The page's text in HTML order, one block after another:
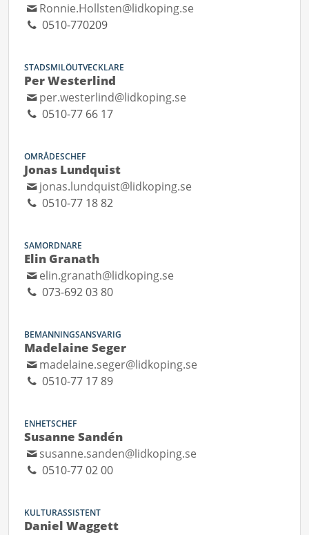
Ronnie.Hollsten@lidkoping.se
0510-770209
STADSMILÖUTVECKLARE
Per Westerlind
per.westerlind@lidkoping.se
0510-77 66 17
OMRÅDESCHEF
Jonas Lundquist
jonas.lundquist@lidkoping.se
0510-77 18 82
SAMORDNARE
Elin Granath
elin.granath@lidkoping.se
073-692 03 80
BEMANNINGSANSVARIG
Madelaine Seger
madelaine.seger@lidkoping.se
0510-77 17 89
ENHETSCHEF
Susanne Sandén
susanne.sanden@lidkoping.se
0510-77 02 00
KULTURASSISTENT
Daniel Waggett